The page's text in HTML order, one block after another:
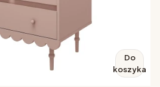
Do
koszyka